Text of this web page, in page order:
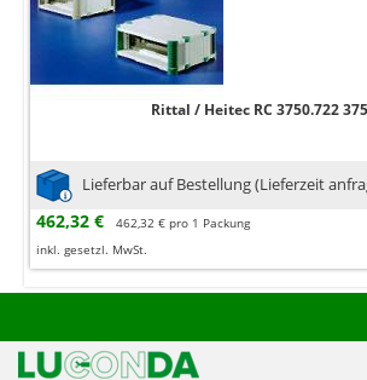
Rittal / Heitec RC 3750.722
Lieferbar auf Bestellung (Lieferzeit
462,32 €
462,32 € pro 1 Packung
inkl. gesetzl. MwSt.